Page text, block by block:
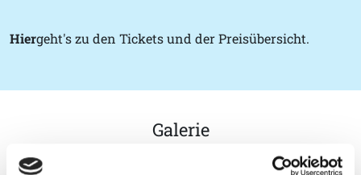
Hiergeht's zu den Tickets und der Preisübersicht.
Galerie